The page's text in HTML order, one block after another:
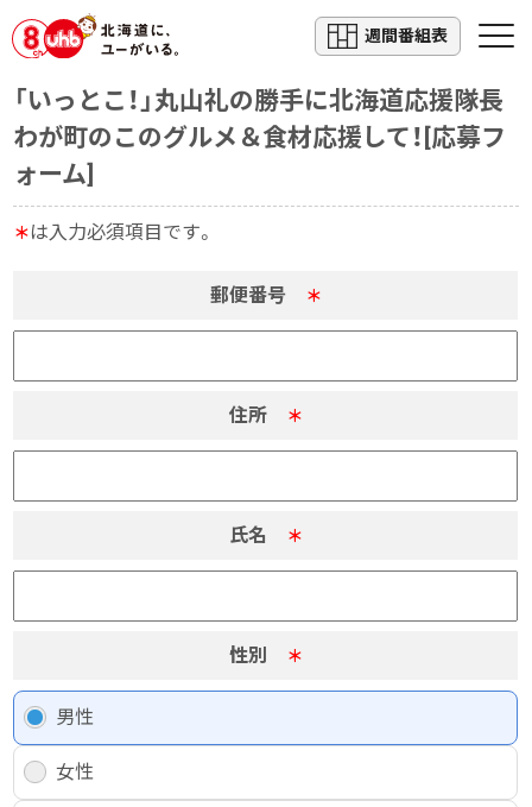
週間番組表
「いっとこ！」丸山礼の勝手に北海道応援隊長
わが町のこのグルメ＆食材応援して！[応募フ
ォーム]
＊は入力必須項目です。
郵便番号 ＊
住所 ＊
氏名 ＊
性別 ＊
男性
女性